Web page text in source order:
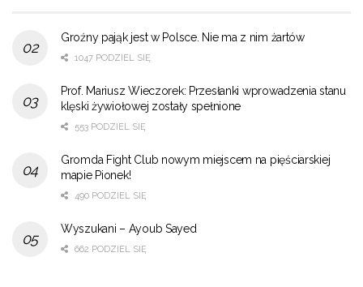
Groźny pająk jest w Polsce. Nie ma z nim żartów
1047 PODZIEL SIĘ
Prof. Mariusz Wieczorek: Przesłanki wprowadzenia stanu
klęski żywiołowej zostały spełnione
553 PODZIEL SIĘ
Gromda Fight Club nowym miejscem na pięściarskiej
mapie Pionek!
490 PODZIEL SIĘ
Wyszukani – Ayoub Sayed
662 PODZIEL SIĘ